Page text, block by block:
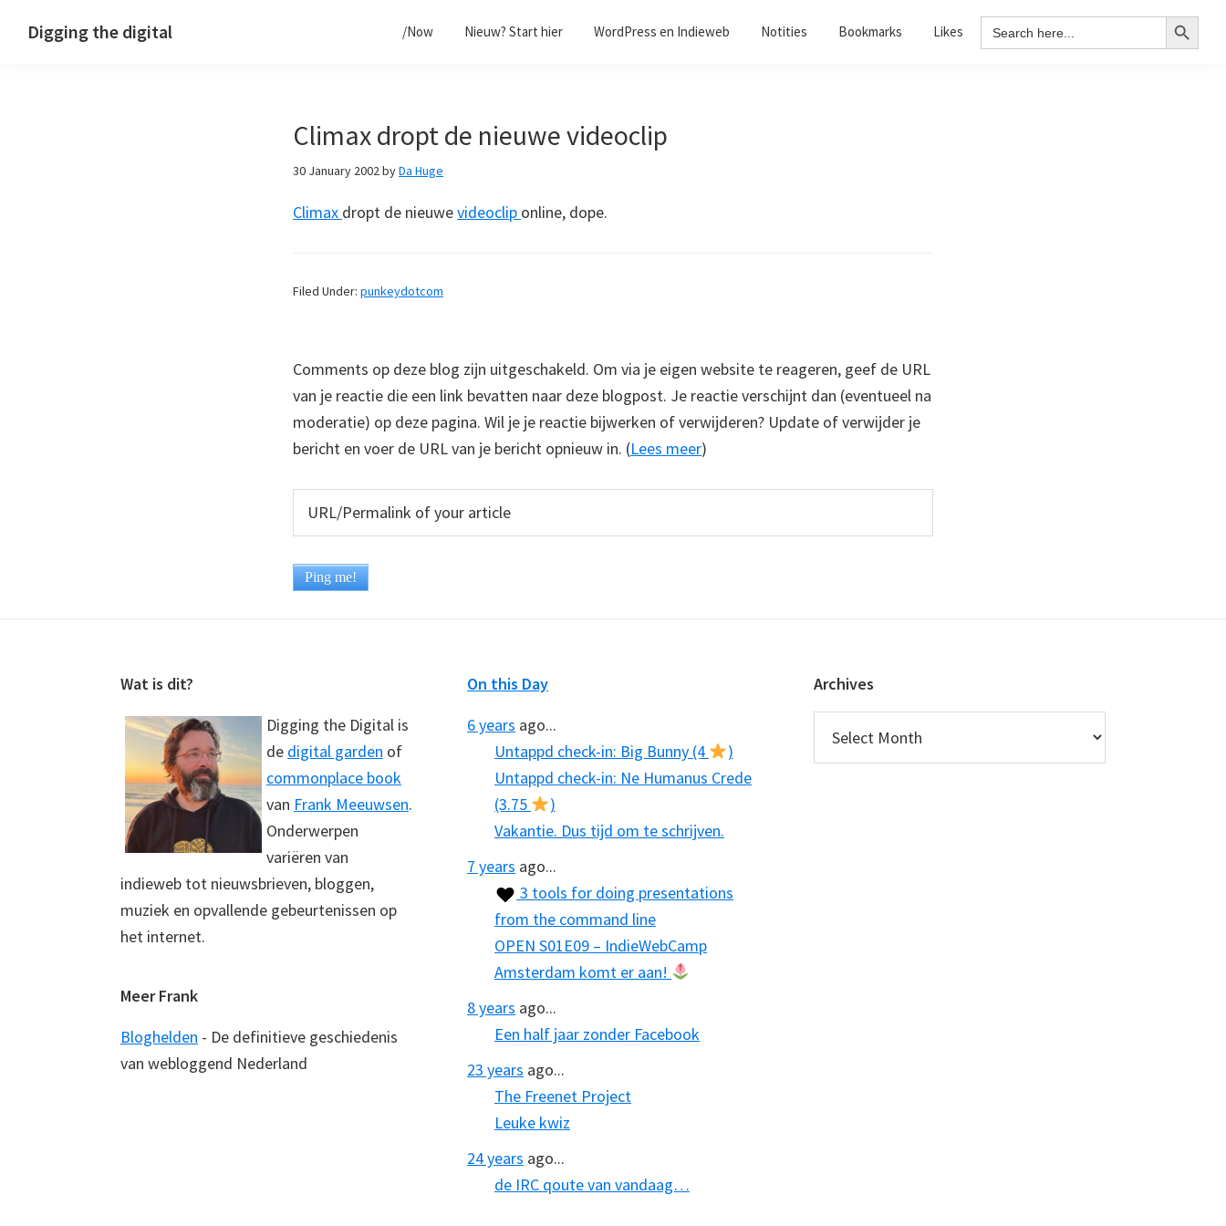
Digging the digital /Now Nieuw? Start hier WordPress en Indieweb Notities Bookmarks Likes Search
for:
Search Button
Climax dropt de nieuwe videoclip
30 January 2002byDa Huge
Climax dropt de nieuwevideoclip online, dope.
Filed Under: punkeydotcom
Comments op deze blog zijn uitgeschakeld. Om via je eigen website te reageren, geef de URL
van je reactie die een link bevatten naar deze blogpost. Je reactie verschijnt dan (eventueel na
moderatie) op deze pagina. Wil je je reactie bijwerken of verwijderen? Update of verwijder je
bericht en voer de URL van je bericht opnieuw in. (Lees meer)
Wat is dit?
Digging the Digital is
de digital garden of
commonplace book
van Frank Meeuwsen.
Onderwerpen
variëren van
indieweb tot nieuwsbrieven, bloggen,
muziek en opvallende gebeurtenissen op
het internet.
Meer Frank
Bloghelden - De definitieve geschiedenis
van webloggend Nederland
On this Day
6 years ago...
Untappd check-in: Big Bunny (4
)
Untappd check-in: Ne Humanus Crede
(3.75
)
Vakantie. Dus tijd om te schrijven.
7 years ago...
3 tools for doing presentations
from the command line
OPEN S01E09 – IndieWebCamp
Amsterdam komt er aan!
8 years ago...
Een half jaar zonder Facebook
23 years ago...
The Freenet Project
Leuke kwiz
24 years ago...
de IRC qoute van vandaag…
Archives